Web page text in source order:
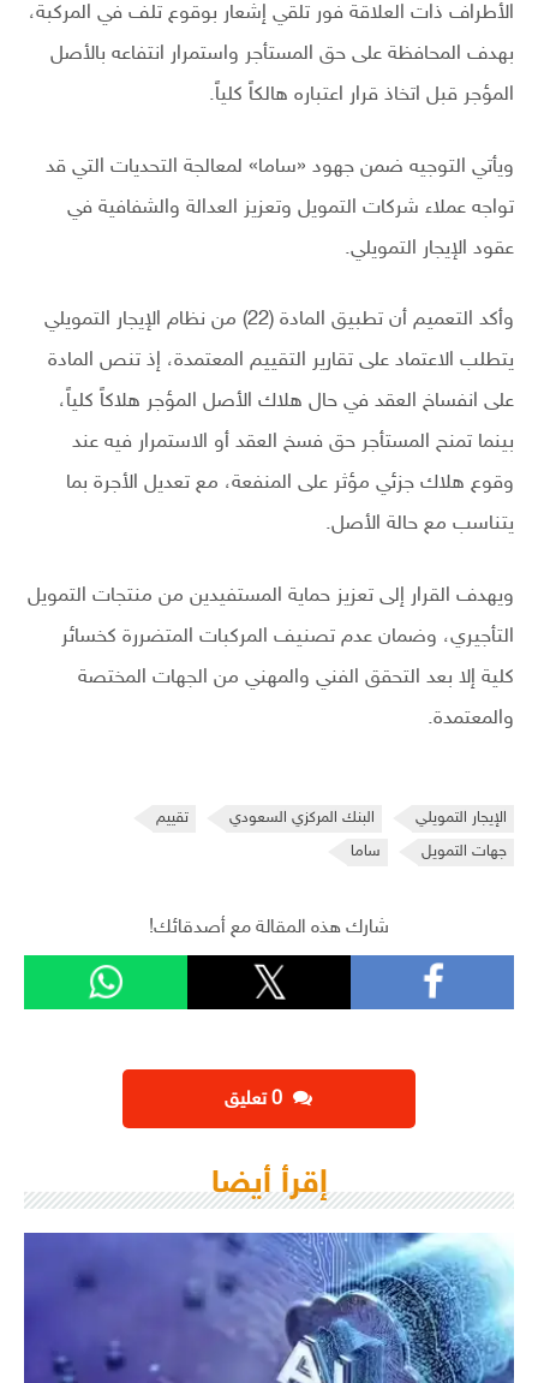
الأطراف ذات العلاقة فور تلقي إشعار بوقوع تلف في المركبة،
بهدف المحافظة على حق المستأجر واستمرار انتفاعه بالأصل
المؤجر قبل اتخاذ قرار اعتباره هالكاً كلياً.
ويأتي التوجيه ضمن جهود «ساما» لمعالجة التحديات التي قد
تواجه عملاء شركات التمويل وتعزيز العدالة والشفافية في
عقود الإيجار التمويلي.
وأكد التعميم أن تطبيق المادة (22) من نظام الإيجار التمويلي
يتطلب الاعتماد على تقارير التقييم المعتمدة، إذ تنص المادة
على انفساخ العقد في حال هلاك الأصل المؤجر هلاكاً كلياً،
بينما تمنح المستأجر حق فسخ العقد أو الاستمرار فيه عند
وقوع هلاك جزئي مؤثر على المنفعة، مع تعديل الأجرة بما
يتناسب مع حالة الأصل.
ويهدف القرار إلى تعزيز حماية المستفيدين من منتجات التمويل
التأجيري، وضمان عدم تصنيف المركبات المتضررة كخسائر
كلية إلا بعد التحقق الفني والمهني من الجهات المختصة
والمعتمدة.
الإيجار التمويلي البنك المركزي السعودي
تقييم
جهات التمويل
ساما
شارك هذه المقالة مع أصدقائك!
إقرأ أيضا